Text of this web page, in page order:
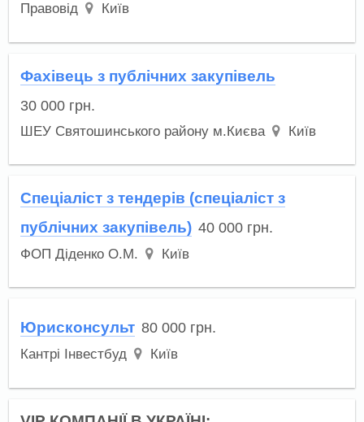
Правовід Київ
Фахівець з публічних закупівель
30 000 грн.
ШЕУ Святошинського району м.Києва Київ
Спеціаліст з тендерів (спеціаліст з
публічних закупівель) 40 000 грн.
ФОП Діденко О.М. Київ
Юрисконсульт 80 000 грн.
Кантрі Інвестбуд Київ